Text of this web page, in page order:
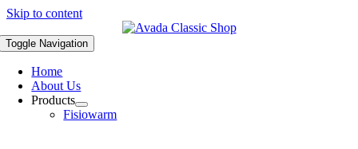
Skip to content
Toggle Navigation
Home
About Us
Products
Fisiowarm